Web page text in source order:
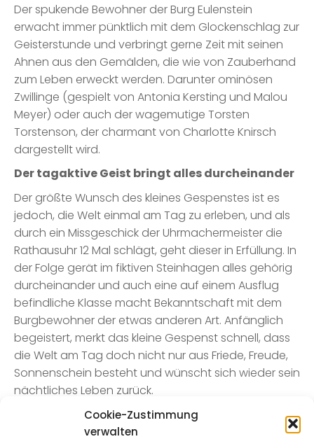
Cookie-Zustimmung
verwalten
Der spukende Bewohner der Burg Eulenstein
erwacht immer pünktlich mit dem Glockenschlag zur
Geisterstunde und verbringt gerne Zeit mit seinen
Ahnen aus den Gemälden, die wie von Zauberhand
zum Leben erweckt werden. Darunter ominösen
Zwillinge (gespielt von Antonia Kersting und Malou
Meyer) oder auch der wagemutige Torsten
Torstenson, der charmant von Charlotte Knirsch
dargestellt wird.
Der tagaktive Geist bringt alles durcheinander
Der größte Wunsch des kleines Gespenstes ist es
jedoch, die Welt einmal am Tag zu erleben, und als
durch ein Missgeschick der Uhrmachermeister die
Rathausuhr 12 Mal schlägt, geht dieser in Erfüllung. In
der Folge gerät im fiktiven Steinhagen alles gehörig
durcheinander und auch eine auf einem Ausflug
befindliche Klasse macht Bekanntschaft mit dem
Burgbewohner der etwas anderen Art. Anfänglich
begeistert, merkt das kleine Gespenst schnell, dass
die Welt am Tag doch nicht nur aus Friede, Freude,
Sonnenschein besteht und wünscht sich wieder sein
nächtliches Leben zurück.
Die Schülerinnen und Schüler zeigen eine mehr als
gelungene Darbietung und werden musikalisch von